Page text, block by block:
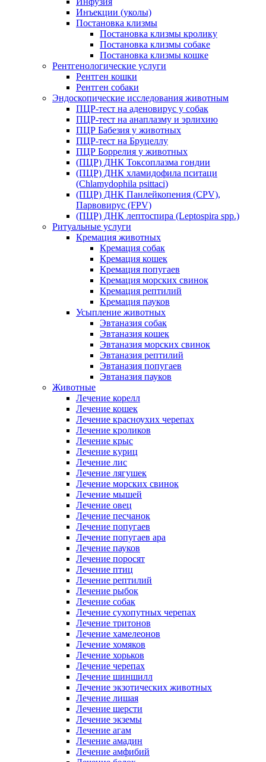
Инъекции (уколы)
Постановка клизмы
Постановка клизмы кролику
Постановка клизмы собаке
Постановка клизмы кошке
Рентгенологические услуги
Рентген кошки
Рентген собаки
Эндоскопические исследования животным
ПЦР-тест на аденовирус у собак
ПЦР-тест на анаплазму и эрлихию
ПЦР Бабезия у животных
ПЦР-тест на Бруцеллу
ПЦР Боррелия у животных
(ПЦР) ДНК Токсоплазма гондии
(ПЦР) ДНК хламидофила пситаци
(Chlamydophila psittaci)
(ПЦР) ДНК Панлейкопения (CPV),
Парвовирус (FPV)
(ПЦР) ДНК лептоспира (Leptospira spp.)
Ритуальные услуги
Кремация животных
Кремация собак
Кремация кошек
Кремация попугаев
Кремация морских свинок
Кремация рептилий
Кремация пауков
Усыпление животных
Эвтаназия собак
Эвтаназия кошек
Эвтаназия морских свинок
Эвтаназия рептилий
Эвтаназия попугаев
Эвтаназия пауков
Животные
Лечение корелл
Лечение кошек
Лечение красноухих черепах
Лечение кроликов
Лечение крыс
Лечение куриц
Лечение лис
Лечение лягушек
Лечение морских свинок
Лечение мышей
Лечение овец
Лечение песчанок
Лечение попугаев
Лечение попугаев ара
Лечение пауков
Лечение поросят
Лечение птиц
Лечение рептилий
Лечение рыбок
Лечение собак
Лечение сухопутных черепах
Лечение тритонов
Лечение хамелеонов
Лечение хомяков
Лечение хорьков
Лечение черепах
Лечение шиншилл
Лечение экзотических животных
Лечение лишая
Лечение шерсти
Лечение экземы
Лечение агам
Лечение амадин
Лечение амфибий